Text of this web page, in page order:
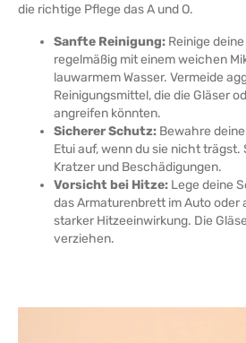
die richtige Pflege das A und O.
Sanfte Reinigung: Reinige
regelmäßig mit einem weichen
lauwarmem Wasser. Vermeide
Reinigungsmittel, die die Gläser
angreifen könnten.
Sicherer Schutz: Bewahre
Etui auf, wenn du sie nicht
Kratzer und Beschädigungen.
Vorsicht bei Hitze: Lege deine
das Armaturenbrett im Auto oder
starker Hitzeeinwirkung. Die
verziehen.